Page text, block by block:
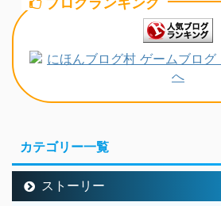
カテゴリー一覧
ストーリー